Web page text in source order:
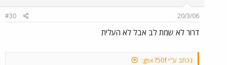
20/3/06
#30
דרור לא שמת לב אבל לא העלית
נכתב ע"י gsx750f: